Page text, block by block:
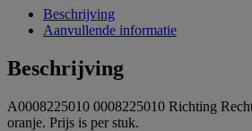
Beschrijving
Aanvullende informatie
Beschrijving
A0008225010 0008225010 Richting
oranje. Prijs is per stuk.